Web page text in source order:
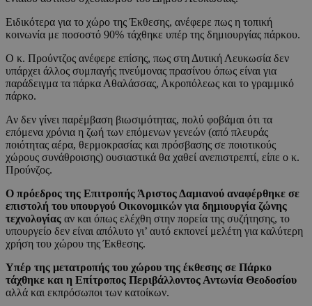
Ειδικότερα για το χώρο της Έκθεσης, ανέφερε πως η τοπική
κοινωνία με ποσοστό 90% τάχθηκε υπέρ της δημιουργίας πάρκου.
Ο κ. Προύντζος ανέφερε επίσης, πως στη Δυτική Λευκωσία δεν
υπάρχει άλλος συμπαγής πνεύμονας πρασίνου όπως είναι για
παράδειγμα τα πάρκα Αθαλάσσας, Ακροπόλεως και το γραμμικό
πάρκο.
Αν δεν γίνει παρέμβαση βιωσιμότητας, πολύ φοβάμαι ότι τα
επόμενα χρόνια η ζωή των επόμενων γενεών (από πλευράς
ποιότητας αέρα, θερμοκρασίας και πρόσβασης σε ποιοτικούς
χώρους συνάθροισης) ουσιαστικά θα χαθεί ανεπιστρεπτί, είπε ο κ.
Προύνζος.
Ο πρόεδρος της Επιτροπής Άριστος Δαμιανού αναφέρθηκε σε
επιστολή του υπουργού Οικονομικών για δημιουργία ζώνης
τεχνολογίας αν και όπως ελέχθη στην πορεία της συζήτησης, το
υπουργείο δεν είναι απόλυτο γι’ αυτό εκπονεί μελέτη για καλύτερη
χρήση του χώρου της Έκθεσης.
Υπέρ της μετατροπής του χώρου της έκθεσης σε Πάρκο
τάχθηκε και η Επίτροπος Περιβάλλοντος Αντωνία Θεοδοσίου
αλλά και εκπρόσωποι των κατοίκων.